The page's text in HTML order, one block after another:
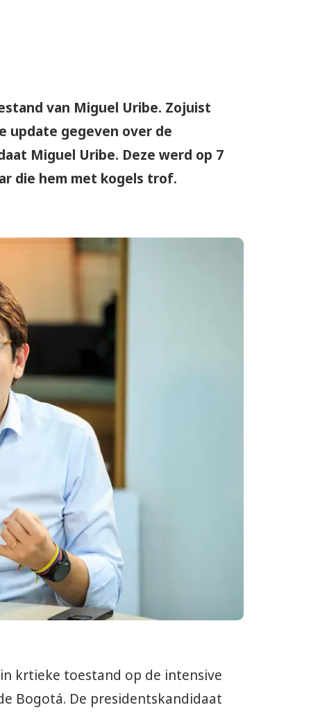
van Miguel Uribe. Zojuist
update gegeven over de
Miguel Uribe. Deze werd op 7
die hem met kogels trof.
krtieke toestand op de intensive
Bogotá. De presidentskandidaat